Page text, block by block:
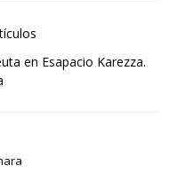
en Esapacio Karezza.